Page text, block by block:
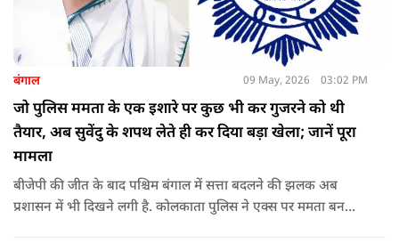
बंगाल 09 May, 2026 03:02 PM
जो पुलिस ममता के एक इशारे पर कुछ भी कर गुजरने को थी
तैयार, अब सुवेंदु के शपथ लेते ही कर दिया बड़ा खेला; जानें पूरा
मामला
बीजेपी की जीत के बाद पश्चिम बंगाल में सत्ता बदलने की झलक अब
प्रशासन में भी दिखने लगी है. कोलकाता पुलिस ने एक्स पर ममता बनर्जी